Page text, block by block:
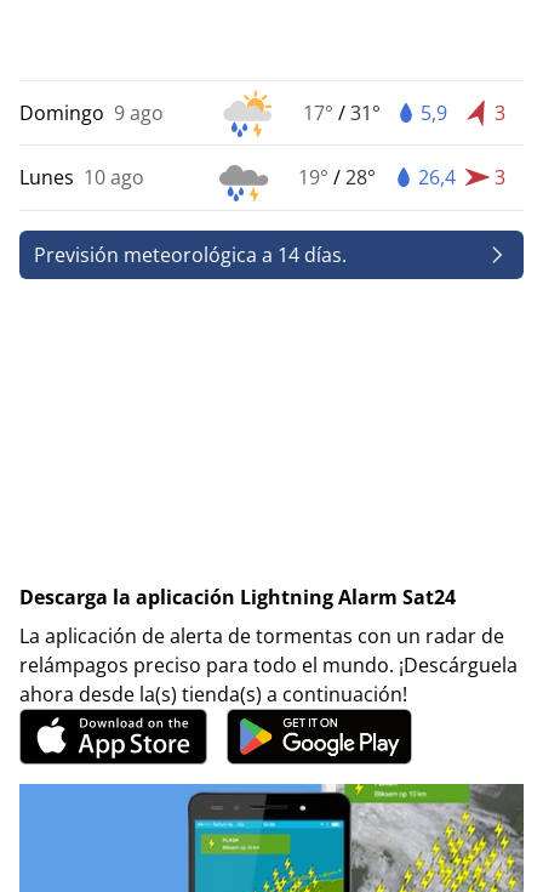
Domingo 9 ago 17° /31° 5,9 3
Lunes 10 ago 19° /28° 26,4 3
Previsión meteorológica a 14 días.
Descarga la aplicación Lightning Alarm Sat24
La aplicación de alerta de tormentas con un radar de
relámpagos preciso para todo el mundo. ¡Descárguela
ahora desde la(s) tienda(s) a continuación!